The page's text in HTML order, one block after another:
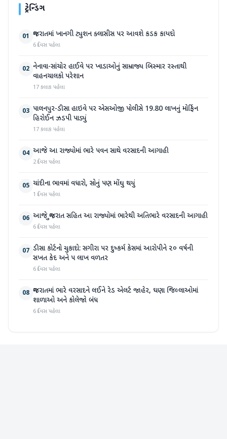
ટ્રેન્ડિંગ
01 ગુજરાતમાં ખાનગી ટ્યુશન ક્લાસીસ પર આવશે કડક કાયદો
6 દિવસ પહેલા
02 નેનાવા-સાંચોર હાઈવે પર ખાડાઓનું સામ્રાજ્ય બિસ્માર રસ્તાથી
વાહનચાલકો પરેશાન
17 કલાક પહેલા
03 પાલનપુર-ડીસા હાઇવે પર એસઓજી પોલીસે 19.80 લાખનું મોર્ફિન
હિરોઈન ઝડપી પાડ્યું
17 કલાક પહેલા
04 આજે આ રાજ્યોમાં ભારે પવન સાથે વરસાદની આગાહી
2 દિવસ પહેલા
05 ચાંદીના ભાવમાં વધારો, સોનું પણ મોંઘુ થયું
1 દિવસ પહેલા
06 આજે ગુજરાત સહિત આ રાજ્યોમાં ભારેથી અતિભારે વરસાદની આગાહી
6 દિવસ પહેલા
07 ડીસા કોર્ટનો ચુકાદો: સગીરા પર દુષ્કર્મ કેસમાં આરોપીને ૨૦ વર્ષની
સખત કેદ અને ૫ લાખ વળતર
6 દિવસ પહેલા
08 ગુજરાતમાં ભારે વરસાદને લઈને રેડ એલર્ટ જાહેર, ઘણા જિલ્લાઓમાં
શાળાઓ અને કોલેજો બંધ
6 દિવસ પહેલા